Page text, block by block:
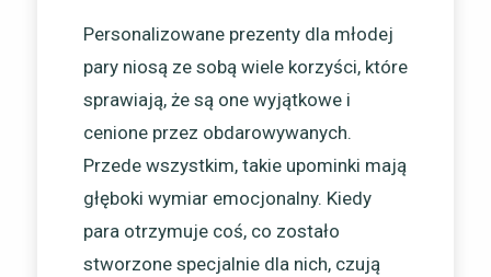
Personalizowane prezenty dla młodej
pary niosą ze sobą wiele korzyści, które
sprawiają, że są one wyjątkowe i
cenione przez obdarowywanych.
Przede wszystkim, takie upominki mają
głęboki wymiar emocjonalny. Kiedy
para otrzymuje coś, co zostało
stworzone specjalnie dla nich, czują